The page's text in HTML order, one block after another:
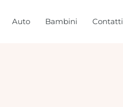
Auto Bambini Contatti